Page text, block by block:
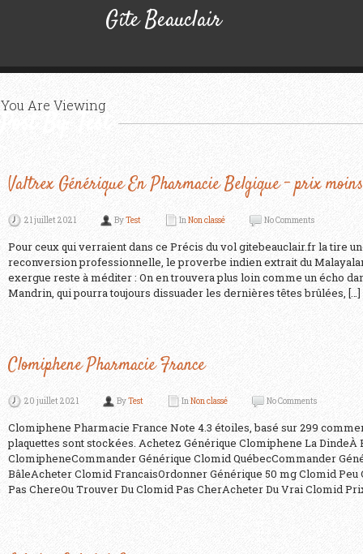
Gîte Beauclair
You Are Viewing
Valtrex Générique En Pharmacie Belgique – prix
21 juillet 2021 ByTest InNon classé No Comments
Pour ceux qui verraient dans ce Précis du vol gitebeauclair.fr la tire
reconversion professionnelle, le proverbe indien extrait du
exergue reste à méditer : On en trouvera plus loin comme un écho
Mandrin, qui pourra toujours dissuader les dernières têtes brûlées, […]
Clomiphene Pharmacie France
20 juillet 2021 ByTest InNon classé No Comments
Clomiphene Pharmacie France Note 4.3 étoiles, basé sur 299
plaquettes sont stockées. Achetez Générique Clomiphene La DindeÀ
ClomipheneCommander Générique Clomid QuébecCommander
BâleAcheter Clomid FrancaisOrdonner Générique 50 mg Clomid Peu
Pas ChereOu Trouver Du Clomid Pas CherAcheter Du Vrai Clomid